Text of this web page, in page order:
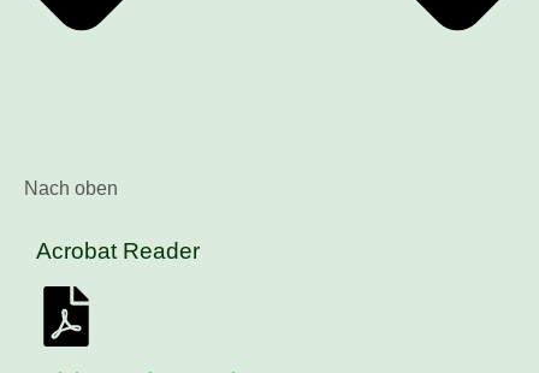
Nach oben
Acrobat Reader